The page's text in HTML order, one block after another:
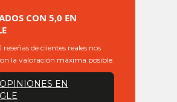
CON 5,0 EN
reseñas de clientes reales nos
la valoración máxima posible.
EN